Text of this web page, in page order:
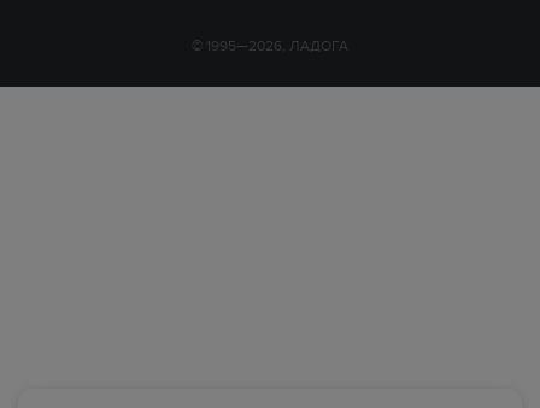
© 1995—2026, ЛАДОГА